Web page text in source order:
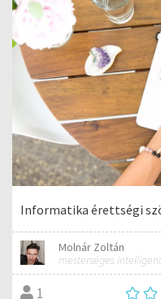
Informatika érettségi
Molnár Zoltán
mesterséges
1